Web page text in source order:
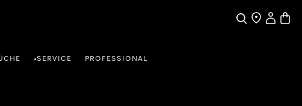
SucheHändler
Mein
•SERVICE PROFESSIONAL